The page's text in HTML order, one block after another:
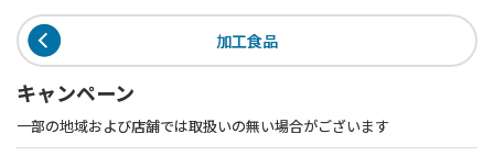
加工食品
キャンペーン
一部の地域および店舗では取扱いの無い場合がございます